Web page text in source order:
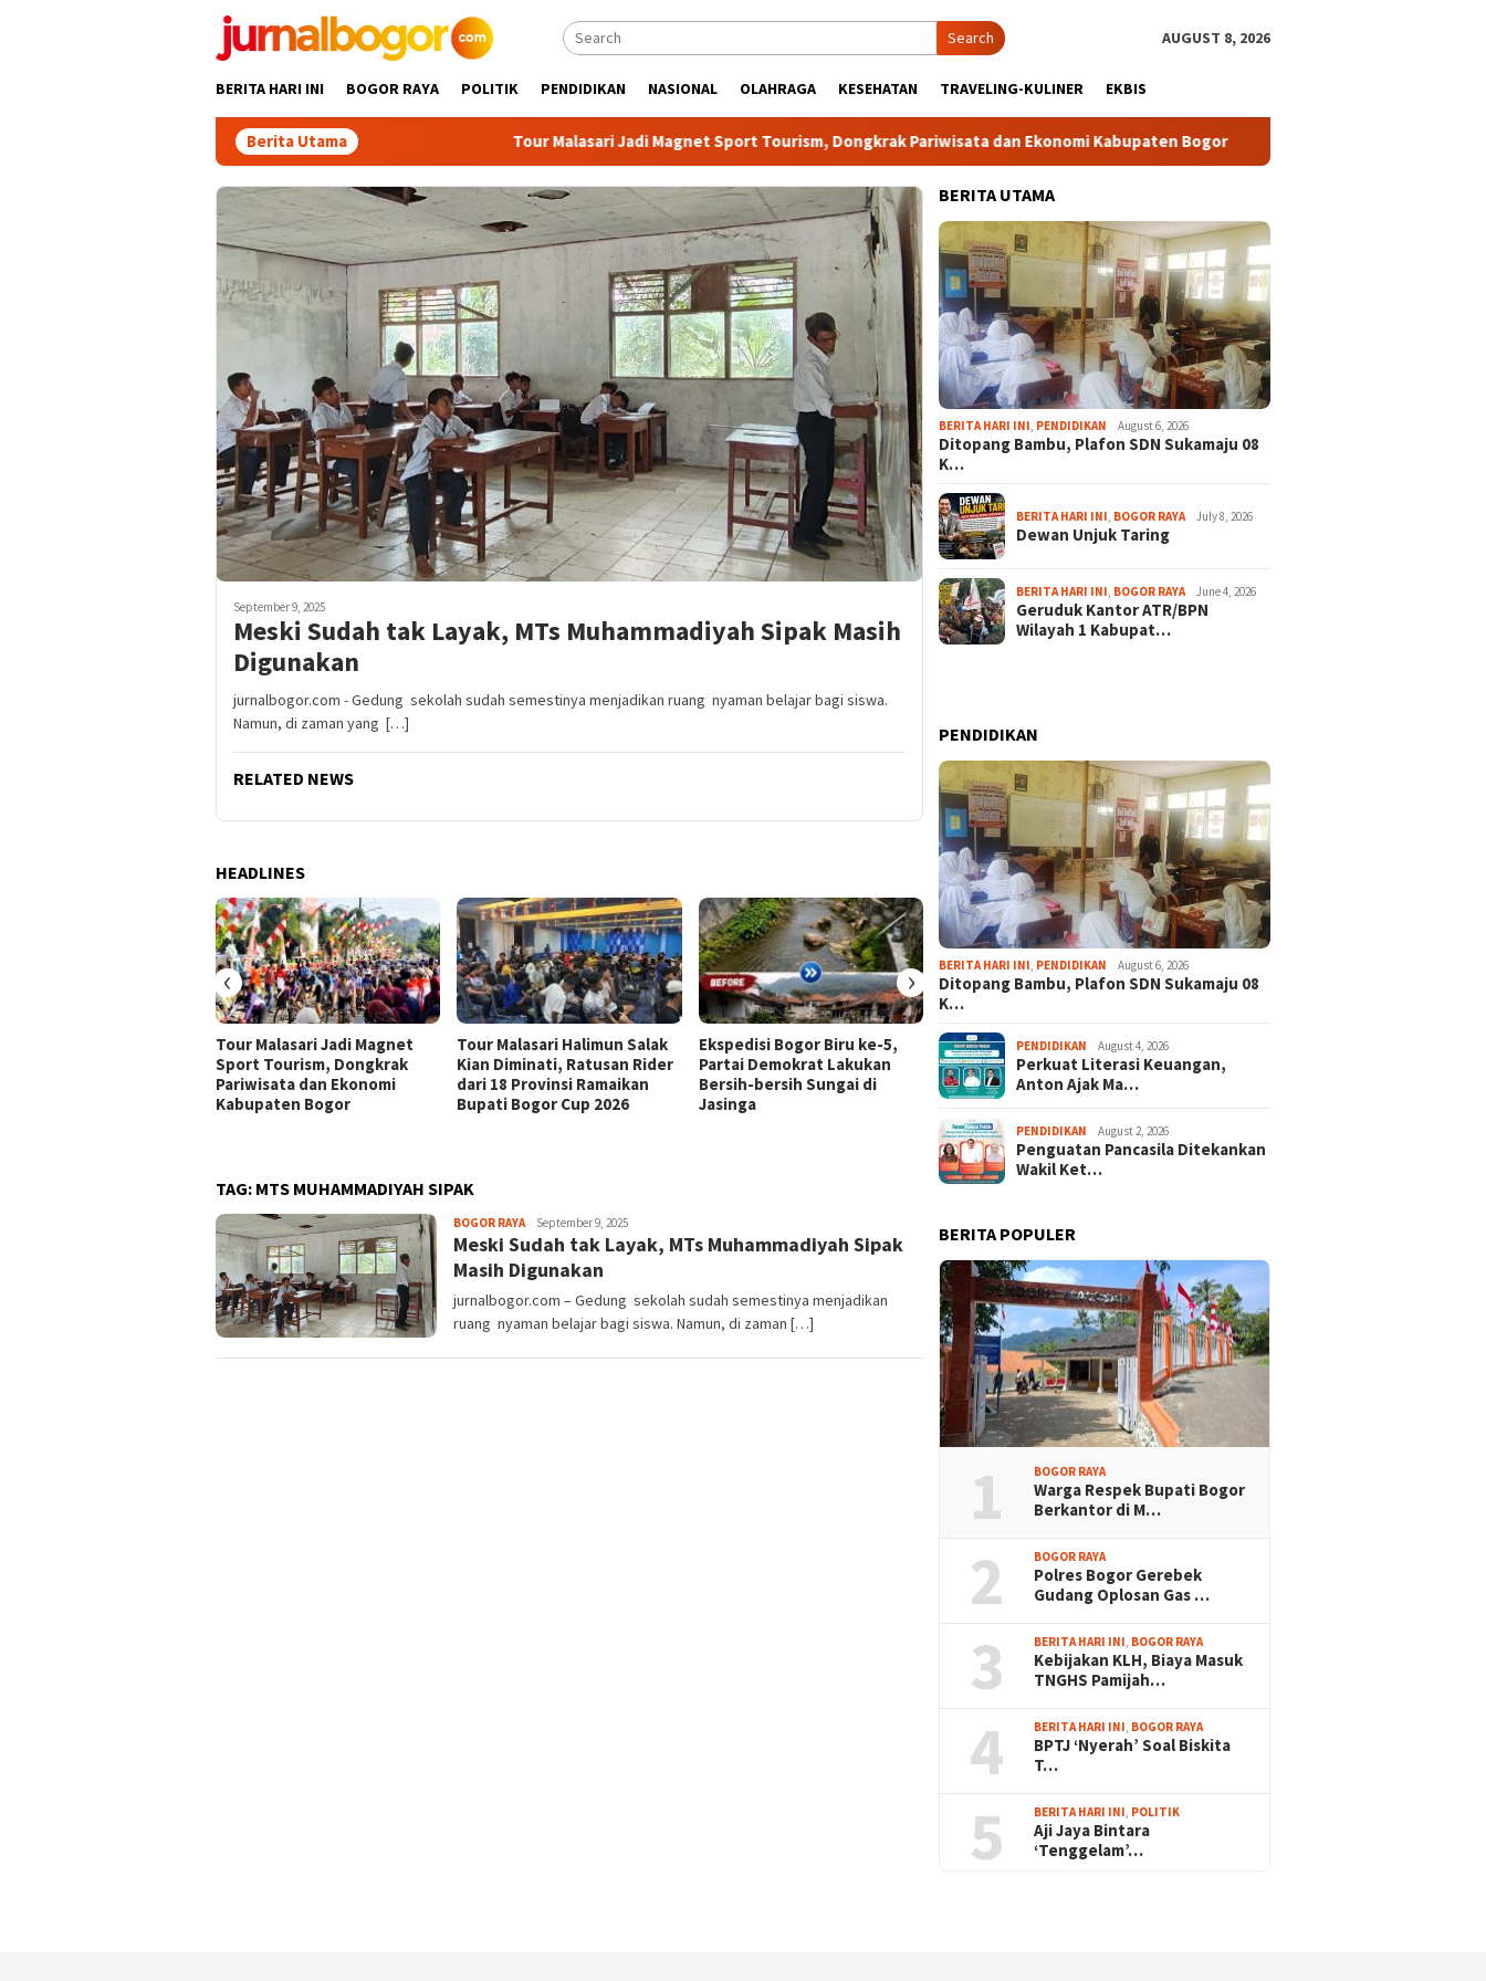
Search AUGUST 8, 2026
BERITA HARI INI BOGOR RAYA POLITIK PENDIDIKAN NASIONAL OLAHRAGA KESEHATAN TRAVELING-KULINER EKBIS
Berita Utama Tour Malasari Jadi Magnet Sport Tourism, Dongkrak Pariwisata dan Ekonomi Kabupaten Bogor Tour Malasari Halimun Salak Kian
September 9, 2025
Meski Sudah tak Layak, MTs Muhammadiyah Sipak Masih
Digunakan
jurnalbogor.com - Gedung sekolah sudah semestinya menjadikan ruang nyaman belajar bagi siswa.
Namun, di zaman yang […]
RELATED NEWS
HEADLINES
Tour Malasari Jadi Magnet
Sport Tourism, Dongkrak
Pariwisata dan Ekonomi
Kabupaten Bogor
Tour Malasari Halimun Salak
Kian Diminati, Ratusan Rider
dari 18 Provinsi Ramaikan
Bupati Bogor Cup 2026
Ekspedisi Bogor Biru ke-5,
Partai Demokrat Lakukan
Bersih-bersih Sungai di
Jasinga
Ekspedisi Bogor Biru di
Pangradin Bangun Kesadaran
Masyarakat Sungai Bebas
Sampah
Kabupaten Bogor, PHRI Bulat
‹ ›
TAG: MTS MUHAMMADIYAH SIPAK
BOGOR RAYASayyev
September 9, 2025
Meski Sudah tak Layak, MTs Muhammadiyah Sipak
Masih Digunakan
jurnalbogor.com – Gedung sekolah sudah semestinya menjadikan
ruang nyaman belajar bagi siswa. Namun, di zaman […]
BERITA UTAMA
BERITA HARI INI PENDIDIKAN August 6, 2026
Ditopang Bambu, Plafon SDN Sukamaju 08
K…
BERITA HARI INI BOGOR RAYA July 8, 2026
Dewan Unjuk Taring
BERITA HARI INI BOGOR RAYA June 4, 2026
Geruduk Kantor ATR/BPN
Wilayah 1 Kabupat…
PENDIDIKAN
BERITA HARI INI PENDIDIKAN August 6, 2026
Ditopang Bambu, Plafon SDN Sukamaju 08
K…
PENDIDIKAN August 4, 2026
Perkuat Literasi Keuangan,
Anton Ajak Ma…
PENDIDIKAN August 2, 2026
Penguatan Pancasila Ditekankan
Wakil Ket…
BERITA POPULER
1 BOGOR RAYA
Warga Respek Bupati Bogor
Berkantor di M…
2 BOGOR RAYA
Polres Bogor Gerebek
Gudang Oplosan Gas …
3 BERITA HARI INI, BOGOR RAYA
Kebijakan KLH, Biaya Masuk
TNGHS Pamijah…
4 BERITA HARI INI, BOGOR RAYA
BPTJ ‘Nyerah’ Soal Biskita
T…
5 BERITA HARI INI, POLITIK
Aji Jaya Bintara
‘Tenggelam’…